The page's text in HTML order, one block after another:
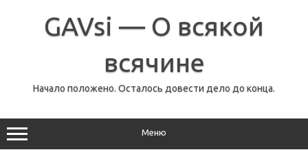
содержимомуGAVsi — О всякой
всячине
Начало положено. Осталось довести дело до конца.
Меню